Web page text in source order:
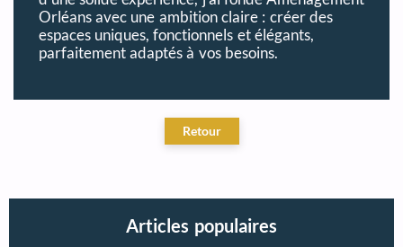
Orléans avec une ambition claire : créer des
espaces uniques, fonctionnels et élégants,
parfaitement adaptés à vos besoins.
Articles populaires